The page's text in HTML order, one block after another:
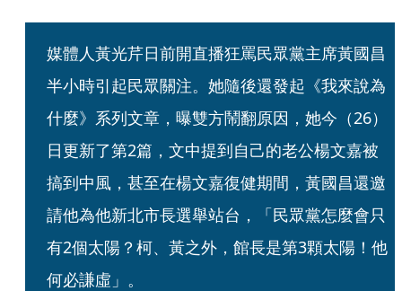
媒體人黃光芹日前開直播狂罵民眾黨主席黃國昌
半小時引起民眾關注。她隨後還發起《我來說為
什麼》系列文章，曝雙方鬧翻原因，她今（26）
日更新了第2篇，文中提到自己的老公楊文嘉被
搞到中風，甚至在楊文嘉復健期間，黃國昌還邀
請他為他新北市長選舉站台，「民眾黨怎麼會只
有2個太陽？柯、黃之外，館長是第3顆太陽！他
何必謙虛」。